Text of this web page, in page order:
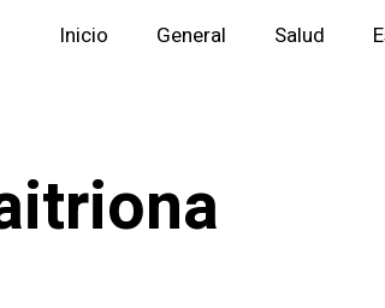
Inicio General Salud